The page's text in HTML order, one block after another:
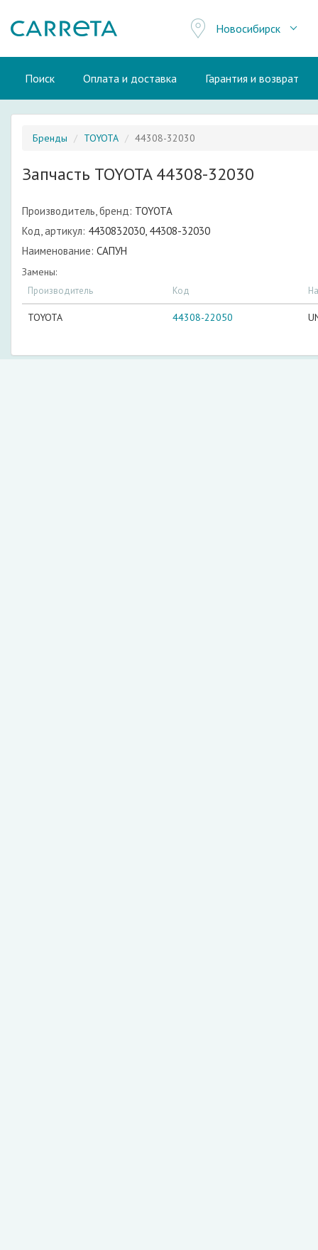
Новосибирск
Поиск Оплата и доставка Гарантия и возврат
Бренды TOYOTA 44308-32030
Запчасть TOYOTA 44308-32030
Производитель, бренд: TOYOTA
Код, артикул: 4430832030, 44308-32030
Наименование: САПУН
Замены:
Производитель Код
TOYOTA 44308-22050